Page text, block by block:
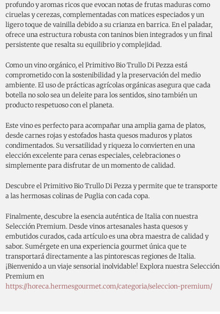
profundo y aromas ricos que evocan notas de frutas maduras como
ciruelas y cerezas, complementadas con matices especiados y un
ligero toque de vainilla debido a su crianza en barrica. En el paladar,
ofrece una estructura robusta con taninos bien integrados y un final
persistente que resalta su equilibrio y complejidad.
Como un vino orgánico, el Primitivo Bio Trullo Di Pezza está
comprometido con la sostenibilidad y la preservación del medio
ambiente. El uso de prácticas agrícolas orgánicas asegura que cada
botella no solo sea un deleite para los sentidos, sino también un
producto respetuoso con el planeta.
Este vino es perfecto para acompañar una amplia gama de platos,
desde carnes rojas y estofados hasta quesos maduros y platos
condimentados. Su versatilidad y riqueza lo convierten en una
elección excelente para cenas especiales, celebraciones o
simplemente para disfrutar de un momento de calidad.
Descubre el Primitivo Bio Trullo Di Pezza y permite que te transporte
a las hermosas colinas de Puglia con cada copa.
Finalmente, descubre la esencia auténtica de Italia con nuestra
Selección Premium. Desde vinos artesanales hasta quesos y
embutidos curados, cada artículo es una obra maestra de calidad y
sabor. Sumérgete en una experiencia gourmet única que te
transportará directamente a las pintorescas regiones de Italia.
¡Bienvenido a un viaje sensorial inolvidable! Explora nuestra Selección
Premium en
https://horeca.hermesgourmet.com/categoria/seleccion-premium/